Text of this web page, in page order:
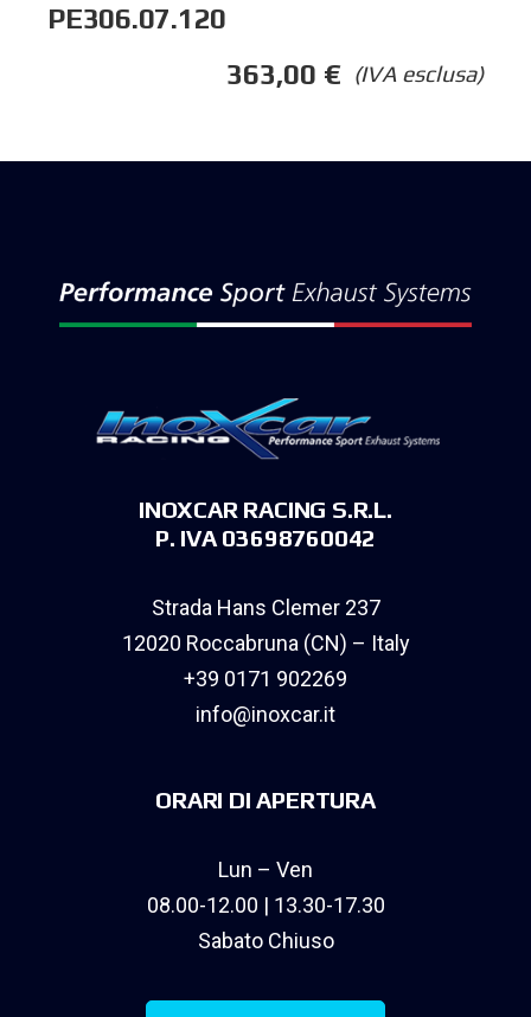
PE306.07.120
(IVA esclusa)
363,00 €
INOXCAR RACING S.R.L.
P. IVA 03698760042
Strada Hans Clemer 237
12020 Roccabruna (CN) – Italy
+39 0171 902269
info@inoxcar.it
ORARI DI APERTURA
Lun – Ven
08.00-12.00 | 13.30-17.30
Sabato Chiuso